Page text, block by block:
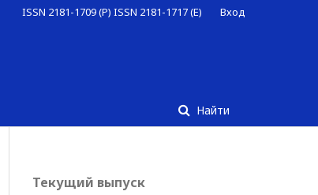
Найти
ISSN 2181-1709 (P) ISSN 2181-1717 (E) Вход
Текущий выпуск